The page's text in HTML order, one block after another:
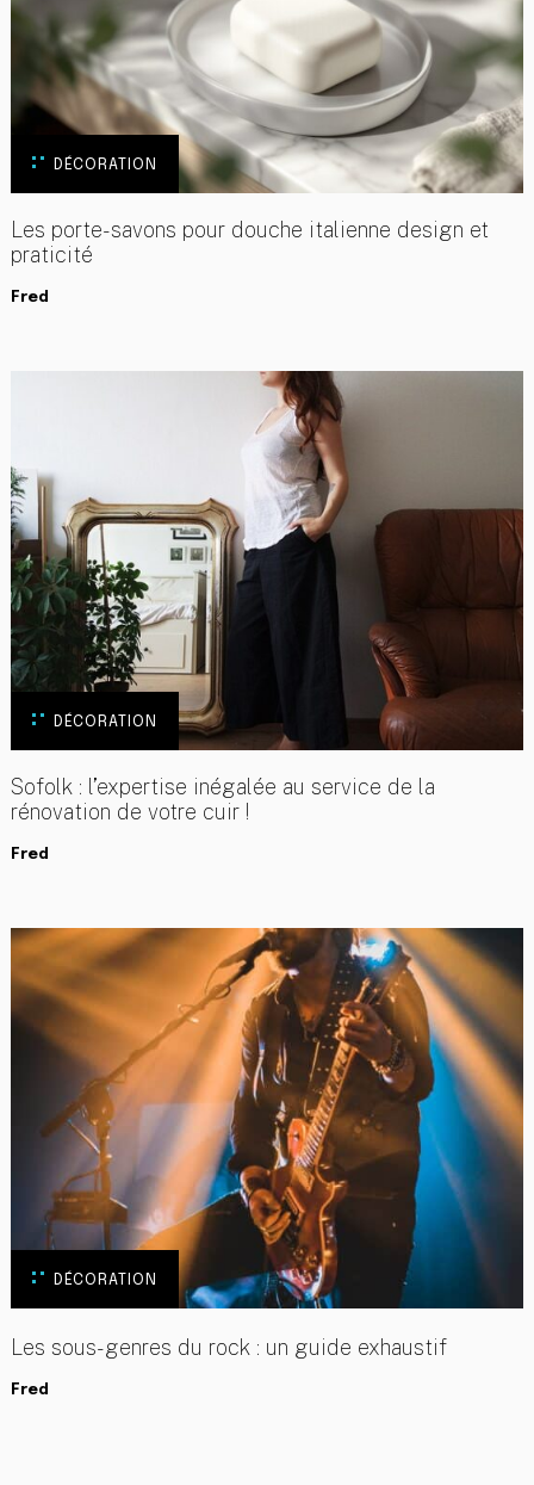
DÉCORATION
Les porte-savons pour douche italienne design et
praticité
Fred
DÉCORATION
Sofolk : l’expertise inégalée au service de la
rénovation de votre cuir !
Fred
DÉCORATION
Les sous-genres du rock : un guide exhaustif
Fred